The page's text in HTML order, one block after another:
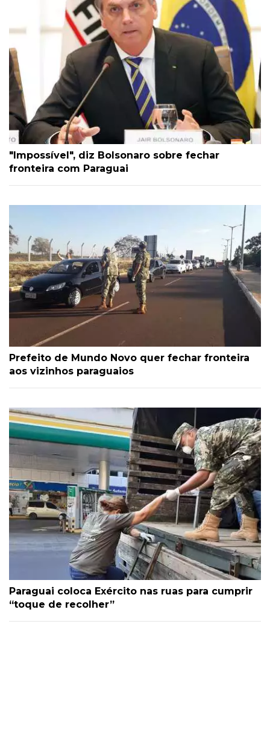
"Impossível", diz Bolsonaro sobre fechar
fronteira com Paraguai
Prefeito de Mundo Novo quer fechar fronteira
aos vizinhos paraguaios
Paraguai coloca Exército nas ruas para cumprir
“toque de recolher”